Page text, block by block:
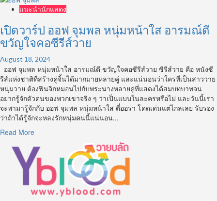
แนะนำนักแสดง
เปิดวาร์ป ออฟ จุมพล หนุ่มหน้าใส อารมณ์ดี
ขวัญใจคอซีรีส์วาย
August 18, 2024
ออฟ จุมพล หนุ่มหน้าใส อารมณ์ดี ขวัญใจคอซีรีส์วาย ซีรีส์วาย คือ หนังซี
รีส์แห่งชาติที่สร้างคู่จิ้นได้มากมายหลายคู่ และแน่นอนว่าใครที่เป็นสาววาย
หนุ่มวาย ต้องฟินจิกหมอนไปกับพระนางหลายคู่ที่แสดงได้สมบทบาทจน
อยากรู้จักตัวตนของพวกเขาจริง ๆ ว่าเป็นแบบในละครหรือไม่ และวันนี้เรา
จะพามารู้จักกับ ออฟ จุมพล หนุ่มหน้าใส ตี๋ออร่า โดดเด่นแต่ไกลเลย รับรอง
ว่าถ้าได้รู้จักจะหลงรักหนุ่มคนนี้แน่นอน...
Read MoreRead
about
เปิด
วาร์
ออฟ